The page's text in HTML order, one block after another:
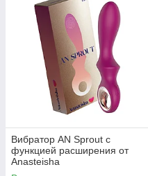
Вибратор AN Sprout с
функцией расширения от
Anasteisha